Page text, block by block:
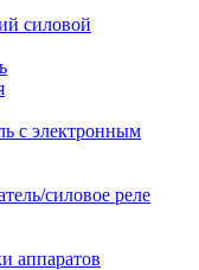
силовой
с электронным
силовое реле
аппаратов